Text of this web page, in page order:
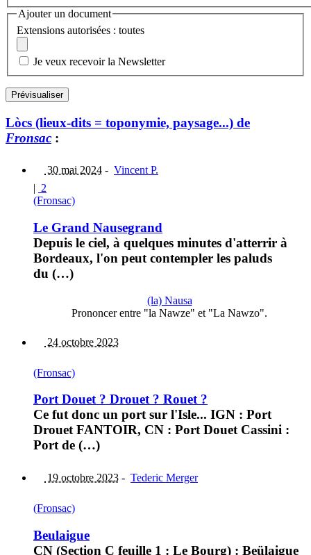
Ajouter un document
Extensions autorisées : toutes
Je veux recevoir la Newsletter
Lòcs (lieux-dits = toponymie, paysage...) de
Fronsac :
30 mai 2024 - Vincent P.
| 2
(Fronsac)
Le Grand Nausegrand
Depuis le ciel, à quelques minutes d'atterrir à
Bordeaux, l'on peut contempler les paluds
du (…)
(la) Nausa
Prononcer entre "la Nawze" et "La Nawzo".
24 octobre 2023
(Fronsac)
Port Douet ? Drouet ? Rouet ?
Ce fut donc un port sur l'Isle... IGN : Port
Drouet FANTOIR, CN : Port Douet Cassini :
Port de (…)
19 octobre 2023 - Tederic Merger
(Fronsac)
Beulaigue
CN (Section C feuille 1 : Le Bourg) : Beülaigue